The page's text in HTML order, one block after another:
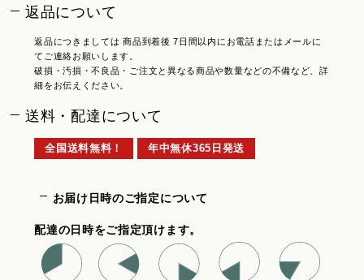
返品について
返品につきましては 商品到着後 7日間以内にお電話またはメールに
てご連絡お願いします。
破損・汚損・不良品・ご注文と異なる商品や数量などの不備など、詳
細をお伝えください。
送料・配達について
全国送料無料！ 年中無休365日発送
お届け日時のご指定について
配達の日時をご指定頂けます。